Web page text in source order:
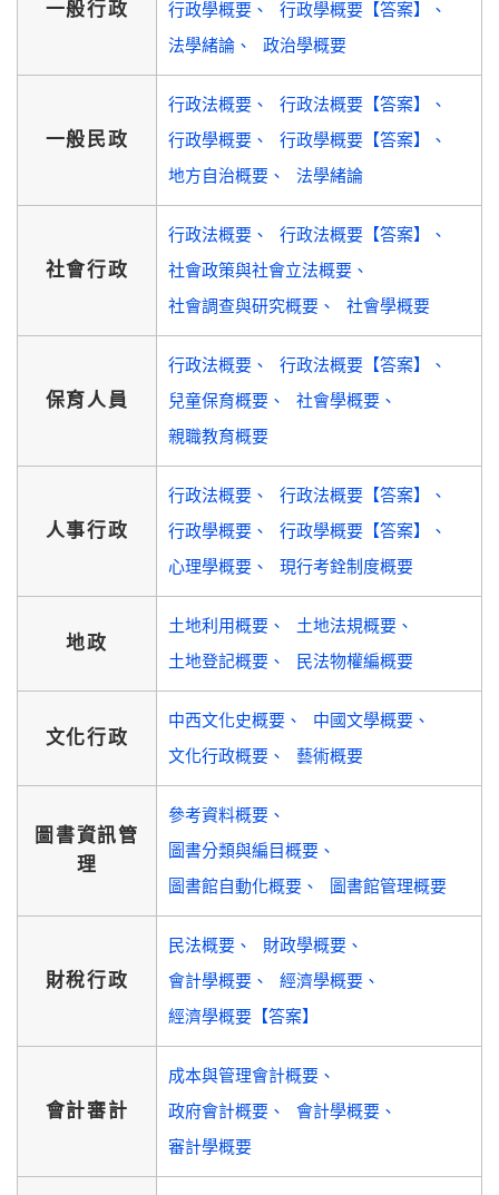
一般行政 行政學概要
行政學概要【答案】
法學緒論
政治學概要
一般民政
行政法概要
行政法概要【答案】
行政學概要
行政學概要【答案】
地方自治概要
法學緒論
社會行政
行政法概要
行政法概要【答案】
社會政策與社會立法概要
社會調查與研究概要
社會學概要
保育人員
行政法概要
行政法概要【答案】
兒童保育概要
社會學概要
親職教育概要
人事行政
行政法概要
行政法概要【答案】
行政學概要
行政學概要【答案】
心理學概要
現行考銓制度概要
地政
土地利用概要
土地法規概要
土地登記概要
民法物權編概要
文化行政
中西文化史概要
中國文學概要
文化行政概要
藝術概要
圖書資訊管
理
參考資料概要
圖書分類與編目概要
圖書館自動化概要
圖書館管理概要
財稅行政
民法概要
財政學概要
會計學概要
經濟學概要
經濟學概要【答案】
會計審計
成本與管理會計概要
政府會計概要
會計學概要
審計學概要